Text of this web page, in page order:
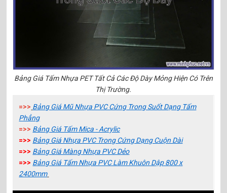
Bảng Giá Tấm Nhựa PET Tất Cả Các Độ Dày Mỏng Hiện Có Trên
Thị Trường.
=>> Bảng Giá Mũ Nhựa PVC Cứng Trong Suốt Dạng Tấm
Phẳng
=>> Bảng Giá Tấm Mica - Acrylic
=>> Bảng Giá Nhựa PVC Trong Cứng Dạng Cuộn Dài
=>> Bảng Giá Màng Nhựa PVC Dẻo
=>> Bảng Giá Tấm Nhựa PVC Làm Khuôn Dập 800 x
2400mm